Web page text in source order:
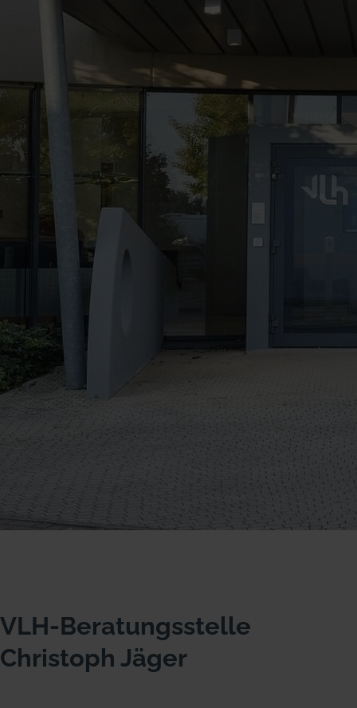
VLH-Beratungsstelle
Christoph Jäger